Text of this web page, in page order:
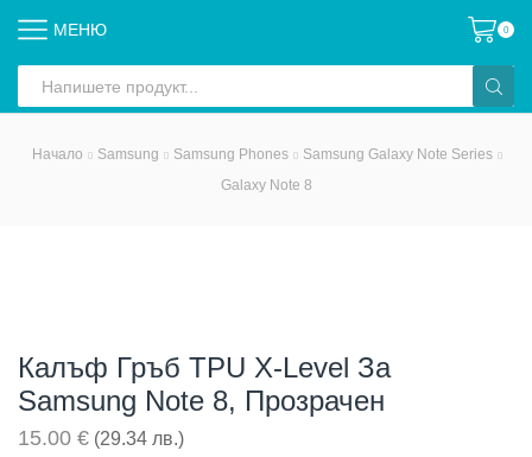
МЕНЮ 0
input
Начало Samsung Samsung Phones
Samsung Galaxy Note Series
Galaxy Note 8
Калъф Гръб TPU X-Level За
Samsung Note 8, Прозрачен
15.00 € (29.34 лв.)